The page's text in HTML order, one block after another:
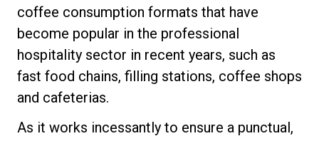
coffee consumption formats that have
become popular in the professional
hospitality sector in recent years, such as
fast food chains, filling stations, coffee shops
and cafeterias.
As it works incessantly to ensure a punctual,
グループ
ニュース
歴史